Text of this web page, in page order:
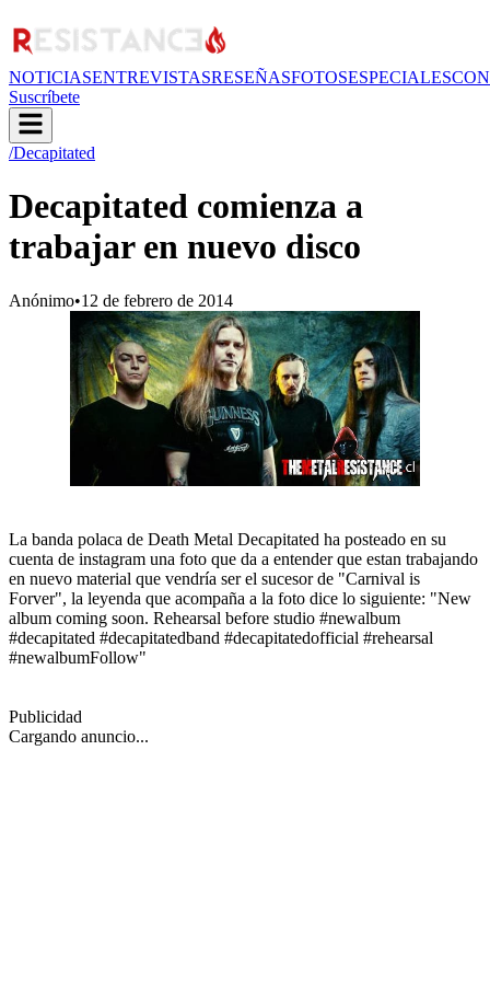
NOTICIASENTREVISTASRESEÑASFOTOSESPECIALES
Suscríbete
/Decapitated
Decapitated comienza a
trabajar en nuevo disco
Anónimo•12 de febrero de 2014
La banda polaca de Death Metal Decapitated ha posteado en su
cuenta de instagram una foto que da a entender que estan trabajando
en nuevo material que vendría ser el sucesor de "Carnival is
Forver", la leyenda que acompaña a la foto dice lo siguiente: "New
album coming soon. Rehearsal before studio #newalbum
#decapitated #decapitatedband #decapitatedofficial #rehearsal
#newalbumFollow"
Publicidad
Cargando anuncio...